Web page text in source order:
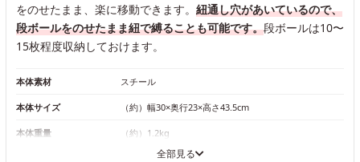
をのせたまま、楽に移動できます。 紐通し穴があいているので、
段ボールをのせたまま紐で縛ることも可能です。段ボールは10〜
15枚程度収納しておけます。
本体素材 スチール
本体サイズ （約）幅30×奥行23×高さ43.5cm
本体重量 （約）1.2kg
全部見る